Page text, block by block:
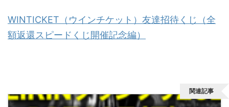
WINTICKET（ウインチケット）友達招待くじ（全
額返還スピードくじ開催記念編）
関連記事